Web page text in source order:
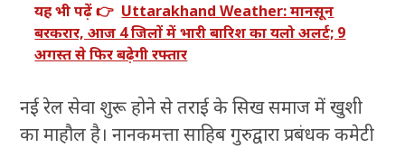
यह भी पढ़ें 👉 Uttarakhand Weather: मानसून
बरकरार, आज 4 जिलों में भारी बारिश का यलो अलर्ट; 9
अगस्त से फिर बढ़ेगी रफ्तार
नई रेल सेवा शुरू होने से तराई के सिख समाज में खुशी
का माहौल है। नानकमत्ता साहिब गुरुद्वारा प्रबंधक कमेटी